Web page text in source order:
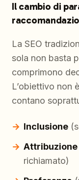
Il cambio di
La SEO
sola non basta
comprimono
L’obiettivo non
contano
Inclusione
Attribuzione
richiamato)